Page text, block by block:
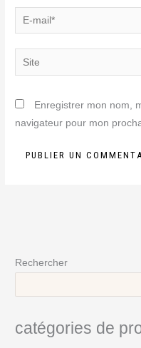
E-
mail*
Site
Enregistrer mon nom,
navigateur pour mon
Rechercher
catégories de